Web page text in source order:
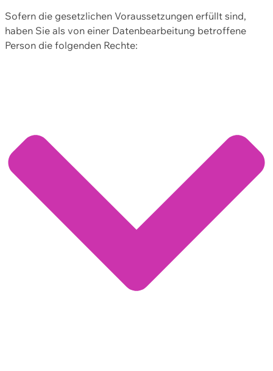
Sofern die gesetzlichen Voraussetzungen erfüllt sind,
haben Sie als von einer Datenbearbeitung betroffene
Person die folgenden Rechte: